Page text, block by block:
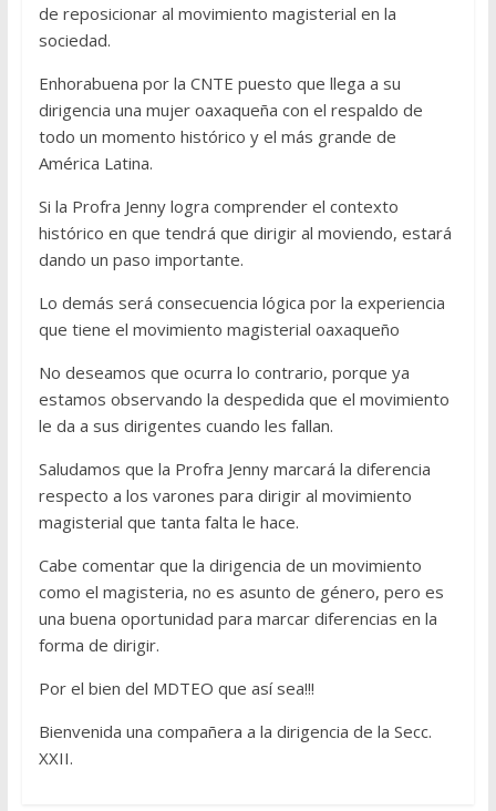
de reposicionar al movimiento magisterial en la
sociedad.
Enhorabuena por la CNTE puesto que llega a su
dirigencia una mujer oaxaqueña con el respaldo de
todo un momento histórico y el más grande de
América Latina.
Si la Profra Jenny logra comprender el contexto
histórico en que tendrá que dirigir al moviendo, estará
dando un paso importante.
Lo demás será consecuencia lógica por la experiencia
que tiene el movimiento magisterial oaxaqueño
No deseamos que ocurra lo contrario, porque ya
estamos observando la despedida que el movimiento
le da a sus dirigentes cuando les fallan.
Saludamos que la Profra Jenny marcará la diferencia
respecto a los varones para dirigir al movimiento
magisterial que tanta falta le hace.
Cabe comentar que la dirigencia de un movimiento
como el magisteria, no es asunto de género, pero es
una buena oportunidad para marcar diferencias en la
forma de dirigir.
Por el bien del MDTEO que así sea!!!
Bienvenida una compañera a la dirigencia de la Secc.
XXII.